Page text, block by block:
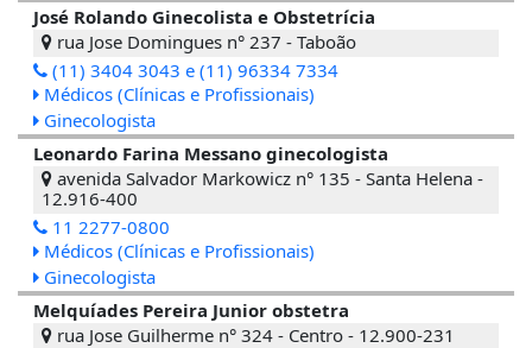
José Rolando Ginecolista e Obstetrícia
rua Jose Domingues n° 237 - Taboão
(11) 3404 3043 e (11) 96334 7334
Médicos (Clínicas e Profissionais)
Ginecologista
Leonardo Farina Messano ginecologista
avenida Salvador Markowicz n° 135 - Santa Helena -
12.916-400
11 2277-0800
Médicos (Clínicas e Profissionais)
Ginecologista
Melquíades Pereira Junior obstetra
rua Jose Guilherme n° 324 - Centro - 12.900-231